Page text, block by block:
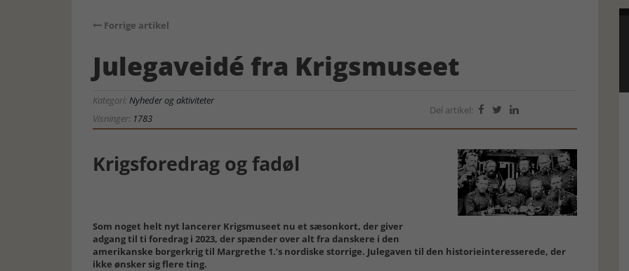
Forrige artikel
Julegaveidé fra Krigsmuseet
Kategori:Nyheder og aktiviteter
Visninger: 1783
Del artikel:   
Krigsforedrag og fadøl
Som noget helt nyt lancerer Krigsmuseet nu et sæsonkort, der giver
adgang til ti foredrag i 2023, der spænder over alt fra danskere i den
amerikanske borgerkrig til Margrethe 1.’s nordiske storrige. Julegaven til den historieinteresserede, der
ikke ønsker sig flere ting.